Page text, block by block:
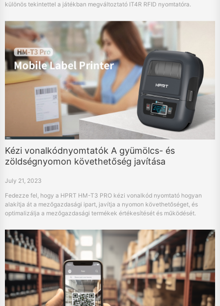
különös tekintettel a játékban megváltoztató IT4R RFID nyomtatóra.
Kézi vonalkódnyomtatók A gyümölcs- és
zöldségnyomon követhetőség javítása
July 21, 2023
Fedezze fel, hogy a HPRT HM-T3 PRO kézi vonalkód nyomtató hogyan
alakítja át a mezőgazdasági ipart, javítja a nyomon követhetőséget, és
optimalizálja a mezőgazdasági termékek értékesítését és működését.